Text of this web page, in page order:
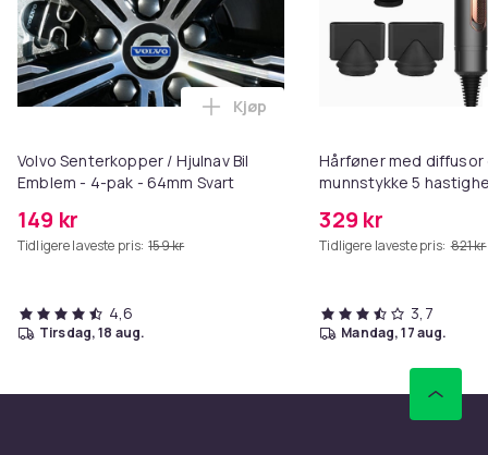
Volvo Senterkopper / Hjulnav Bil
Emblem - 4-pak - 64mm Svart
149 kr
Tidligere laveste pris: 159 kr
Legg Volvo Senterkopper /
Kjøp
4,6
tirsdag, 18 aug.
Hårføner med diffusor
munnstykke 5
329 kr
Tidligere laveste pris: 821 kr
3,7
mandag, 17 aug.